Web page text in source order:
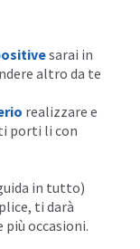
sarai in
altro da te
realizzare e
porti li con
in tutto)
ti darà
occasioni.